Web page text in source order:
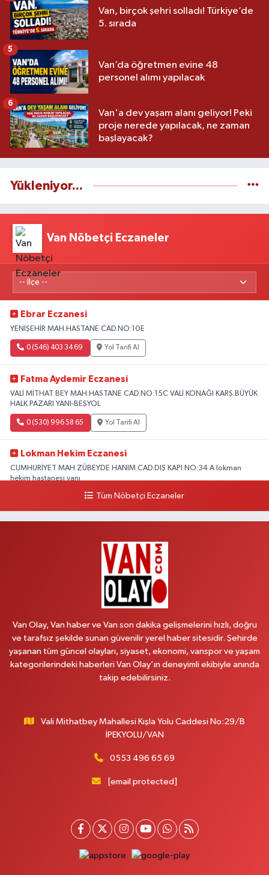
Van, birçok şehri solladı! Türkiye’de
5. sırada
Van’da öğretmen evine 48
personel alımı yapılacak
5
Van'a dev yaşam alanı geliyor! Peki
proje nerede yapılacak, ne zaman
başlayacak?
6
Yükleniyor...
Van Nöbetçi Eczaneler
Ebrar Eczanesi
YENİŞEHİR MAH.HASTANE CAD.NO:10E
0 (546) 403 34 69 Yol Tarifi Al
Fatma Aydemir Eczanesi
VALİ MİTHAT BEY MAH.HASTANE CAD.NO:15C VALİ KONAĞI KARŞ.BÜYÜK
HALK PAZARI YANI-BEŞYOL
0 (530) 996 58 65 Yol Tarifi Al
Lokman Hekim Eczanesi
CUMHURİYET MAH.ZÜBEYDE HANIM CAD.DIŞ KAPI NO:34 A lokman
hekim hastanesi yanı
Yol Tarifi Al
Vanyolu Caddesi Yeni Diş Hastanesi Yanı NO:102F
Yol Tarifi Al
CUMHURİYET MAH.KONAK SK.NO:6
0 (530) 442 24 65 Yol Tarifi Al
Yiğit Eczanesi
SERHAT MAHALLESİ CUMHURİYET BULVARI VAN AVM YANI NO:137
ECIVILCOCUKMAGAZASIKARSISI
0 (542) 384 45 20 Yol Tarifi Al
Tüm Nöbetçi Eczaneler
Van Olay, Van haber ve Van son dakika gelişmelerini hızlı, doğru
ve tarafsız şekilde sunan güvenilir yerel haber sitesidir. Şehirde
yaşanan tüm güncel olayları, siyaset, ekonomi, vanspor ve yaşam
kategorilerindeki haberleri Van Olay’ın deneyimli ekibiyle anında
takip edebilirsiniz.
Vali Mithatbey Mahallesi Kışla Yolu Caddesi No:29/B
İPEKYOLU/VAN
0553 496 65 69
[email protected]